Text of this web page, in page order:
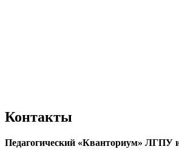
Контакты
Педагогический «Кванториум»